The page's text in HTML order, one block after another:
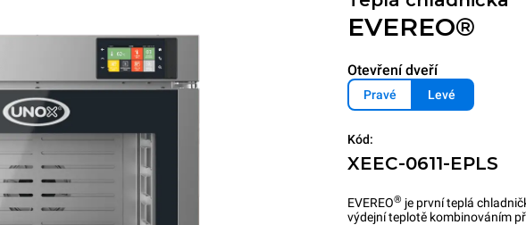
EVEREO®
Otevření dveří
Pravé Levé
Kód:
XEEC-0611-EPLS
EVEREO® je první teplá
výdejní teplotě kombinováním